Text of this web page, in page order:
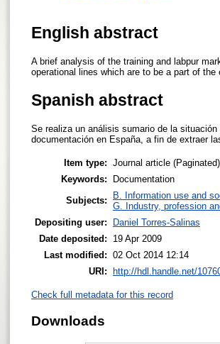
English abstract
A brief analysis of the training and labpur
operational lines which are to be a part of the
Spanish abstract
Se realiza un análisis sumario de la
documentación en España, a fin de extraer
Item type: Journal article (Paginated)
Keywords:
Documentation
Subjects:
B. Information use and
G. Industry, profession
Depositing user:
Daniel Torres-Salinas
Date deposited:
19 Apr 2009
Last modified: 02 Oct 2014 12:14
URI:
http://hdl.handle.net/
Check full metadata for this record
Downloads